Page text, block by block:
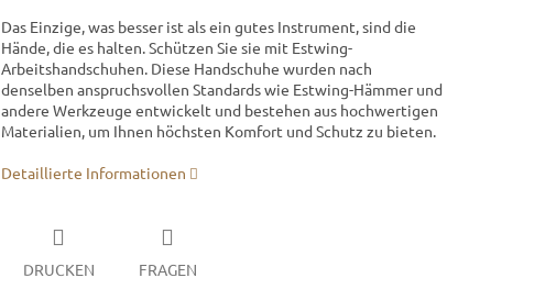
Das Einzige, was besser ist als ein gutes Instrument, sind die
Hände, die es halten. Schützen Sie sie mit Estwing-
Arbeitshandschuhen. Diese Handschuhe wurden nach
denselben anspruchsvollen Standards wie Estwing-Hämmer und
andere Werkzeuge entwickelt und bestehen aus hochwertigen
Materialien, um Ihnen höchsten Komfort und Schutz zu bieten.
Detaillierte Informationen
DRUCKEN FRAGEN